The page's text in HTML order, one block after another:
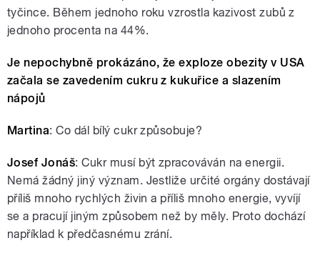
tyčince. Během jednoho roku vzrostla kazivost zubů z
jednoho procenta na 44%.
Je nepochybně prokázáno, že exploze obezity v USA
začala se zavedením cukru z kukuřice a slazením
nápojů
Martina: Co dál bílý cukr způsobuje?
Josef Jonáš: Cukr musí být zpracováván na energii.
Nemá žádný jiný význam. Jestliže určité orgány dostávají
příliš mnoho rychlých živin a příliš mnoho energie, vyvíjí
se a pracují jiným způsobem než by měly. Proto dochází
například k předčasnému zrání.